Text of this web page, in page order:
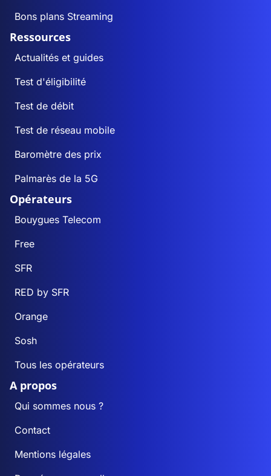
Bons plans Streaming
Ressources
Actualités et guides
Test d'éligibilité
Test de débit
Test de réseau mobile
Baromètre des prix
Palmarès de la 5G
Opérateurs
Bouygues Telecom
Free
SFR
RED by SFR
Orange
Sosh
Tous les opérateurs
A propos
Qui sommes nous ?
Contact
Mentions légales